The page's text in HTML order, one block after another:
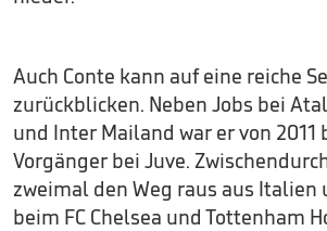
Auch Conte kann auf eine reiche
zurückblicken. Neben Jobs bei
und Inter Mailand war er von 2011
Vorgänger bei Juve.
zweimal den Weg raus aus Italien
beim FC Chelsea und Tottenham